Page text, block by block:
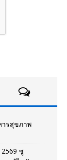
ารสุขภาพ
ชู